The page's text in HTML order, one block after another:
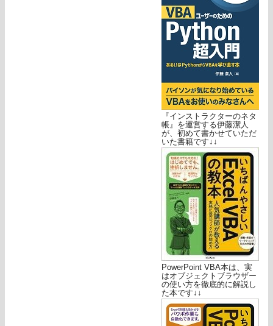
『インストラクターのネタ
帳』を運営する伊藤潔人
が、初めて書かせていただ
いた書籍です↓↓
PowerPoint VBA本は、実
はオブジェクトブラウザー
の使い方を徹底的に解説し
た本です↓↓